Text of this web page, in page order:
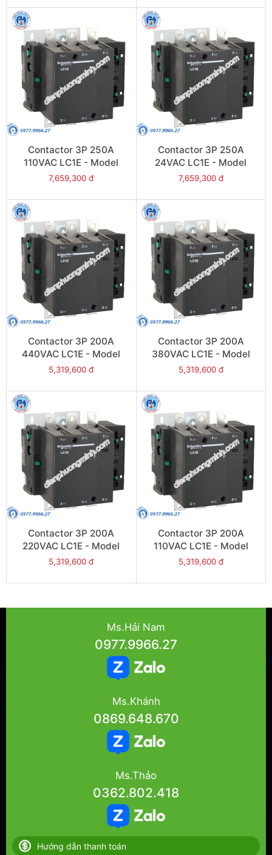
Contactor 3P 250A
110VAC LC1E - Model
LC1E250F6
7,659,300 đ
Contactor 3P 250A
24VAC LC1E - Model
LC1E250B6
7,659,300 đ
Contactor 3P 200A
440VAC LC1E - Model
LC1E200R6
5,319,600 đ
Contactor 3P 200A
380VAC LC1E - Model
LC1E200Q6
5,319,600 đ
Contactor 3P 200A
220VAC LC1E - Model
LC1E200M6
5,319,600 đ
Contactor 3P 200A
110VAC LC1E - Model
LC1E200F6
5,319,600 đ
Ms.Hải Nam
0977.9966.27
Ms.Khánh
0869.648.670
Ms.Thảo
0362.802.418
Hướng dẫn thanh toán